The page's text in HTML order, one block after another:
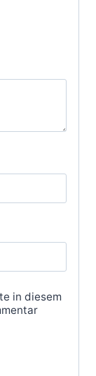
in diesem